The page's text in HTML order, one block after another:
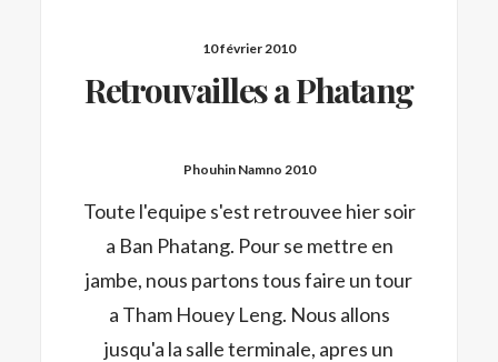
10 février 2010
Retrouvailles a Phatang
Phouhin Namno 2010
Toute l'equipe s'est retrouvee hier soir
a Ban Phatang. Pour se mettre en
jambe, nous partons tous faire un tour
a Tham Houey Leng. Nous allons
jusqu'a la salle terminale, apres un